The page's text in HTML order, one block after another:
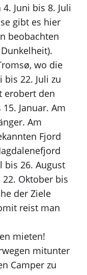
Juni bis 8. Juli
gibt es hier
beobachten
wo die
22. Juli zu
erobert den
Januar. Am
Am
Fjord
bis 26. August
Oktober bis
der Ziele
reist man
mieten!
mitunter
Camper zu